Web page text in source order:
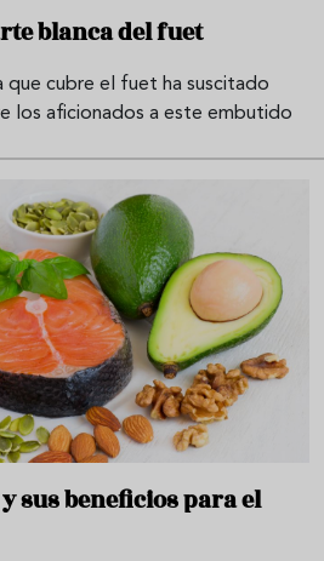
blanca del fuet
que cubre el fuet ha suscitado
los aficionados a este embutido
sus beneficios para el